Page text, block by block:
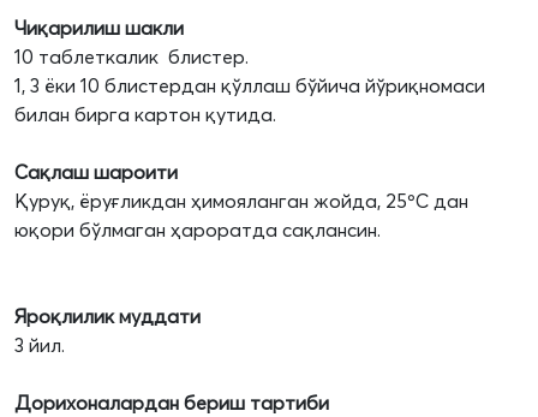
Чиқарилиш шакли
10 таблеткалик блистер.
1, 3 ёки 10 блистердан қўллаш бўйича йўриқномаси
билан бирга картон қутида.
Сақлаш шароити
Қуруқ, ёруғликдан ҳимояланган жойда, 25ºС дан
юқори бўлмаган ҳароратда сақлансин.
Яроқлилик муддати
3 йил.
Дорихоналардан бериш тартиби